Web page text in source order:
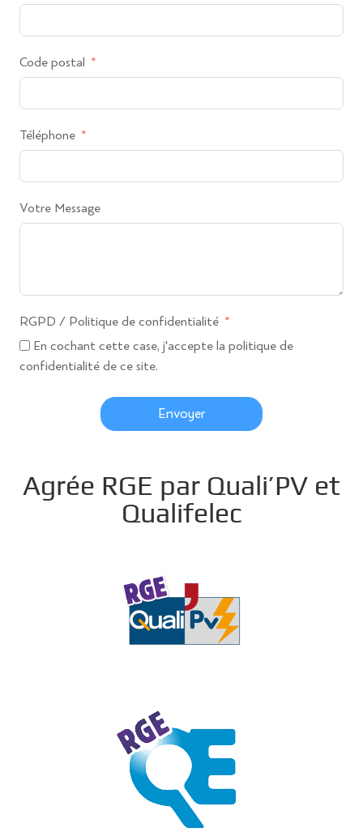
Code postal
Téléphone
Votre Message
RGPD / Politique de confidentialité
En cochant cette case, j'accepte la politique de
confidentialité de ce site.
Envoyer
Agrée RGE par Quali’PV et
Qualifelec